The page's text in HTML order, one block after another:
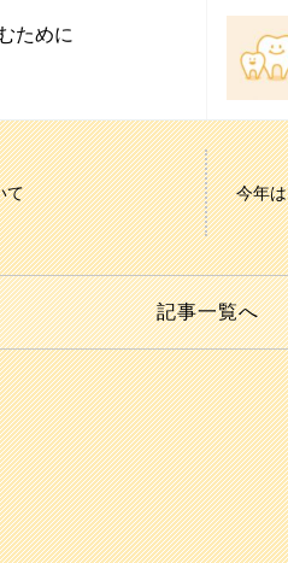
ために
て 今年
記事一覧へ